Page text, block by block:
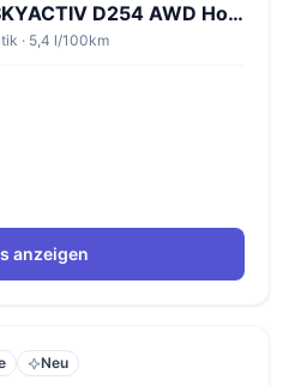
Mazda CX-60 3.3 e-SKYACTIV D254 AWD Homura Plus
· 5,4 l/100km
anzeigen
Neu